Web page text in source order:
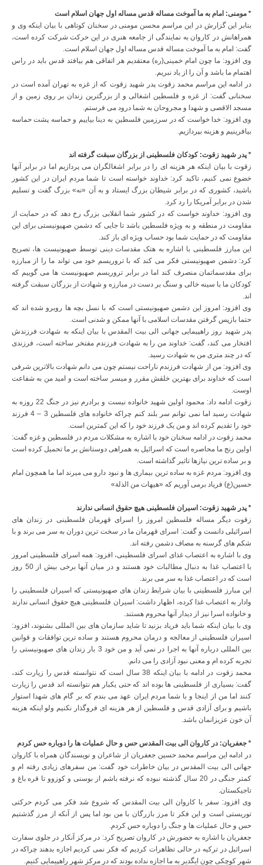
* مومنی: امام به ما آموخت مساله قدس مساله اول جهان اسلام است
بنابر این گزارش در این مراسم محسن مومنی در سخنان کوتاهی با بیان اینکه وی و
همراهانش در کاروان به نمایندگی از جامعه هنری در این حرکت شرکت کرده است،
گفت: ‫امام به ما آموخت مساله قدس مساله اول جهان اسلام است.
وی افزود: ما چون امام خمینی(ره) معتقدیم ‫هر اتفاقی هم بیافتد قدس باید در راس
اهتمام ما باشد ‫و آن را از یاد نبریم.
در ادامه این مراسم محمد زقوت پدر شهید زقوت که از غزه به تهران آمده است در
سخنانی گفت: از غزه و فلسطین اشغالی و از بزرگترین زندان بر روی زمین و از
مسجد الاقصی و شهدا و مجروحان به شما درود می فرستم.
وی افزود: خدا خواست که در سرزمین فلسطین به دینا بیاییم و حماسه پشت حماسه
بیافرینیم و هزینه بپردازیم.
* پدر شهید زقوت: کودکان فلسطینی از بزرگان سبقت گرفته اند
زقوت با بیان اینکه هر هزینه ای را در برابر اشغالگران می پردازیم اما در برابر آنها
خضوع نمی کنیم، تاکید کرد: خداوند خواسته است تا شما مردم ایران در این کشور
باشید، کشوری که در برابر شیطان بزرگ ایستاد و به آن «نه» بزرگ گفت و تسلیم
شدن در برابر آمریکا را رد کرد.
وی افزود: خداوند خواست که در کشور شما انقلابی بزرگ رخ دهد که در حمایت از
مقاومت در منطقه و به ویژه فلسطین باشد تا جایی که دشمن صهیونیستی برای این
مقاومت که در حمایت شما بود حساب ویژه ای باز کند.
این مبارز فلسطینی با اشاره به هتک مقدسات دینی توسط صهیونیست ها، تصریح
کرد: دشمن صهیونیستی فکر می کند که با تروریسم خود می تواند ما را از مبارزه
برای مقدسماتمان منصرف کند اما در برابر تروریسم صهیونیست ها می گوییم که
کودکان ما با سینه خالی و سنگ بر دست در مبارزه و شهادت از بزرگان سبقت گرفته
اند.
وی افزود: امروز این دشمن صهیونیستی است که با نسل بچه ها روبرو شده اند که
حتما بازپس گرفتن مقدسات اسلامی با آنها ممکن و شدنی است.
پدر شهید روز راهپیمایی جهانی الی بیت المقدس با بیان اینکه به شهادت فرزندش
افتخار می کند، گفت: خداوند من را به شهادت فرزندم مفتخر ساخته است، فرزندی
که در چند متری من به شهادت رسید.
وی افزود: من از شهادت فرزندم ناراحت نیستم چون می دانم شهادت بالاترین شرفی
است که خداوند برای بهترین خلقش مقرر و میسر ساخته است و امید من به شفاعت
اوست.
زقوت ادامه داد: محمود اولین شهید خانواده نیست و برادرم نیز در جنگ 22 روزه به
شهادت رسید اما نمی توانم سر بلند کنم چراکه خانواده های فلسطین 3 – 4 فرزند
خود را تقدیم کرده اند و من یک فرزند خود را که این کمترین است.
محمد زقوت در ادامه سخنان خود با اشاره به مشکلات مردم در فلسطین و غزه گفت:
اولین رنج ما محاصره است که اسرائیل به همراهی دوستانش بر ما تحمیل کرده است
و بر ساده ترین نیازها تاثیر گذاشته است.
وی افزود: مردم غزه به ساده ترین بیماری ها و نبود دارو می میرند اما ما همچون امام
حسین(ع) فریاد برمی آوریم که «هیهات من الذلة»
* پدر شهید زقوت: اسیران فلسطینی هیچ حقوق انسانی ندارند
زقوت دیگر مساله فلسطین امروز را اسرای قهرمان فلسطینی در زندان های
اسرائیلی دانست و گفت: اسرای قهرمان ما در سخت ترین دوران به سر می برند و با
شکم های گرسنه به مصاف دشمن رفته اند.
وی با اشاره به اعتصاب غذای اسرای فلسطینی، افزود: همه اسرای فلسطینی امروز
با اعتصاب غذا به دنبال مطالبات خود هستند و در میان آنها برخی بیش از 50 روز
است که در اعتصاب غذا به سر می برند.
این مبارز فلسطینی با بیان شرایط زندان های صهیونیستی که اسیران فلسطینی را
وادار به اعتصاب غذا کرده، اظهار داشت: اسیران فلسطینی هیچ حقوق انسانی ندارند
و خانواده اسرا نیز از دیدار آنها محروم هستند.
وی با بیان اینکه شما باید فریاد بزنید تا شاید سازمان های بین المللی بشنوند، افزود:
اسیران فلسطینی از معالجه و درمان محروم هستند و ساده ترین توافقات و قوانین
بین المللی درباره آنها به اجرا در نمی آید و من خود 3 بار زندان های صهیونیستی را
تجربه کرده ام و معنی نبود آزادی را می دانم.
محمد زقوت در ادامه با بیان اینکه 38 سال است که نتوانسته قدس را زیارت کند،
گفت: بسیاری از فلسطینی ها بوده اند که حتی یکبار هم نتوانسته اند قدس را زیارت
کنند اما من از اینجا و با شما مردم ایران عهد می بندم که بر گام های شهدا استوار
باشیم و برای آزادی قدس و فلسطین از هر هزینه ای فروگذار نکنیم ولو اینکه هزینه
آن خون عزیزانمان باشد.
* جعفریان: در کاروان الی بیت المقدس حس و حال عملیات ها را دوباره حس کردم
در ادامه این مراسم محمد حسین جعفریان از شاعران و نویسندگان همراه با کاروان
جهانی الی بیت المقدس در بیان خاطرات خود گفت: من سفرهای زیادی رفته ام و
کمتر جنگی در 20 سال گذشته نبوده که نرفته باشم از بوسنی و کوزوو تا قره باغ و
تاجیکستان.
وی افزود: سفر با کاروان الی بیت المقدس که شروع شد فکر می کردم حرکتی
توریستی است و این فکر تا مرز بازرگان با من بود اما پس از آنکه از مرز گذشتیم
حس و حال عملیات ها و جنگ را دوباره حس کردم.
جعفریان با اشاره به حضورش در کاروان تصریح کرد: در مرکز آنکار در جلوی سفارت
اسرائیل در ترکیه در حالی تظاهرات کردیم که فکر نمی کردیم اجازه بدهند چراکه در
شهر کوچکی چون ایگدیر به ما اجازه نداده بودند که در مرکز شهر راهپیمایی کنیم.